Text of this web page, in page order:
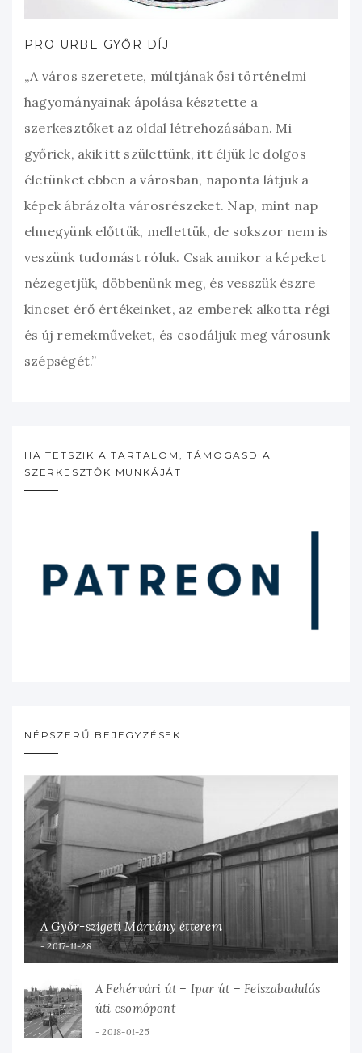
PRO URBE GYŐR DÍJ
„A város szeretete, múltjának ősi történelmi
hagyományainak ápolása késztette a
szerkesztőket az oldal létrehozásában. Mi
győriek, akik itt születtünk, itt éljük le dolgos
életünket ebben a városban, naponta látjuk a
képek ábrázolta városrészeket. Nap, mint nap
elmegyünk előttük, mellettük, de sokszor nem is
veszünk tudomást róluk. Csak amikor a képeket
nézegetjük, döbbenünk meg, és vesszük észre
kincset érő értékeinket, az emberek alkotta régi
és új remekműveket, és csodáljuk meg városunk
szépségét.”
HA TETSZIK A TARTALOM, TÁMOGASD A
SZERKESZTŐK MUNKÁJÁT
NÉPSZERŰ BEJEGYZÉSEK
A Győr-szigeti Márvány étterem
2017-11-28
A Fehérvári út – Ipar út – Felszabadulás
úti csomópont
2018-01-25